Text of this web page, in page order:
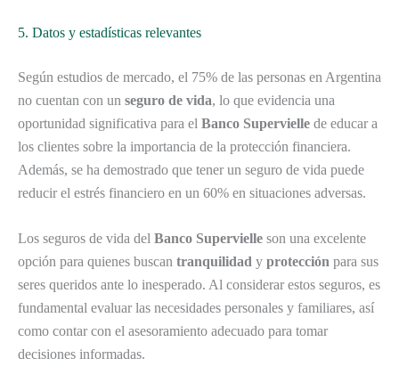
5. Datos y estadísticas relevantes
Según estudios de mercado, el 75% de las personas en Argentina
no cuentan con un seguro de vida, lo que evidencia una
oportunidad significativa para el Banco Supervielle de educar a
los clientes sobre la importancia de la protección financiera.
Además, se ha demostrado que tener un seguro de vida puede
reducir el estrés financiero en un 60% en situaciones adversas.
Los seguros de vida del Banco Supervielle son una excelente
opción para quienes buscan tranquilidad y protección para sus
seres queridos ante lo inesperado. Al considerar estos seguros, es
fundamental evaluar las necesidades personales y familiares, así
como contar con el asesoramiento adecuado para tomar
decisiones informadas.